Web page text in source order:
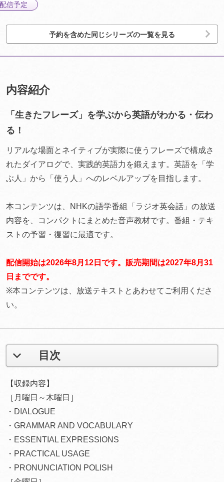
配信予定
予約を含めた同じシリーズの一覧を見る
内容紹介
「生きたフレーズ」を学ぶから英語がわかる・伝わ
る！
リアルな場面とネイティブが実際に使うフレーズで構成さ
れたダイアログで、実践的英語力を鍛えます。英語を「学
ぶ人」から「使う人」へのレベルアップを目指します。
本コンテンツは、NHKの語学番組「ラジオ英会話」の放送
内容を、コンパクトにまとめた音声教材です。番組・テキ
ストの予習・復習に最適です。
配信開始は2026年8月12日です。販売期間は2027年8月31
日までです。
※本コンテンツは、放送テキストとあわせてご利用くださ
い。
目次
【収録内容】
［月曜日～木曜日］
・DIALOGUE
・GRAMMAR AND VOCABULARY
・ESSENTIAL EXPRESSIONS
・PRACTICAL USAGE
・PRONUNCIATION POLISH